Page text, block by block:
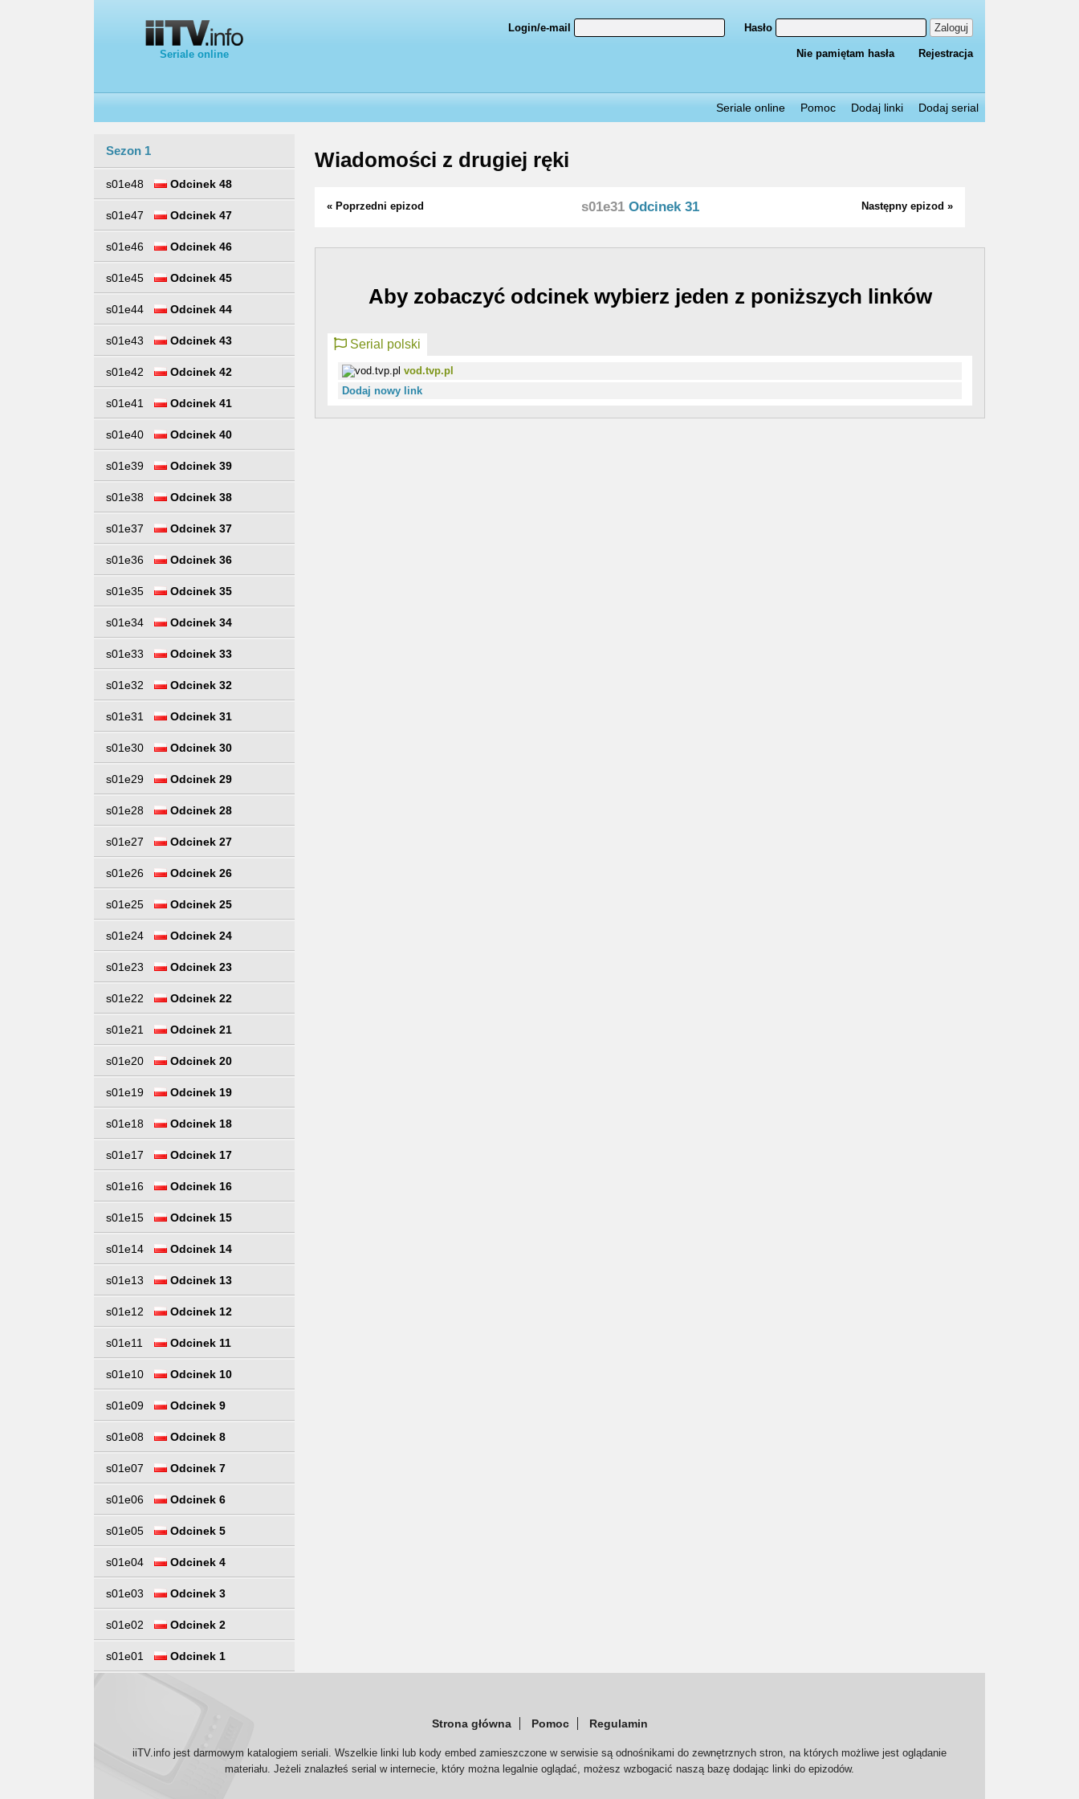
Seriale online
Login/e-mail Hasło Zaloguj
Nie pamiętam hasła Rejestracja
Seriale online Pomoc Dodaj linki Dodaj serial
Sezon 1
s01e48 Odcinek 48
s01e47 Odcinek 47
s01e46 Odcinek 46
s01e45 Odcinek 45
s01e44 Odcinek 44
s01e43 Odcinek 43
s01e42 Odcinek 42
s01e41 Odcinek 41
s01e40 Odcinek 40
s01e39 Odcinek 39
s01e38 Odcinek 38
s01e37 Odcinek 37
s01e36 Odcinek 36
s01e35 Odcinek 35
s01e34 Odcinek 34
s01e33 Odcinek 33
s01e32 Odcinek 32
s01e31 Odcinek 31
s01e30 Odcinek 30
s01e29 Odcinek 29
s01e28 Odcinek 28
s01e27 Odcinek 27
s01e26 Odcinek 26
s01e25 Odcinek 25
s01e24 Odcinek 24
s01e23 Odcinek 23
s01e22 Odcinek 22
s01e21 Odcinek 21
s01e20 Odcinek 20
s01e19 Odcinek 19
s01e18 Odcinek 18
s01e17 Odcinek 17
s01e16 Odcinek 16
s01e15 Odcinek 15
s01e14 Odcinek 14
s01e13 Odcinek 13
s01e12 Odcinek 12
s01e11 Odcinek 11
s01e10 Odcinek 10
s01e09 Odcinek 9
s01e08 Odcinek 8
s01e07 Odcinek 7
s01e06 Odcinek 6
s01e05 Odcinek 5
s01e04 Odcinek 4
s01e03 Odcinek 3
s01e02 Odcinek 2
s01e01 Odcinek 1
Wiadomości z drugiej ręki
« Poprzedni epizod Następny epizod »
s01e31Odcinek 31
Aby zobaczyć odcinek wybierz jeden z poniższych linków
Serial polski
vod.tvp.pl
Dodaj nowy link
Strona główna Pomoc Regulamin
iiTV.info jest darmowym katalogiem seriali. Wszelkie linki lub kody embed zamieszczone w serwisie są odnośnikami do zewnętrznych stron, na których możliwe jest oglądanie
materiału. Jeżeli znalazłeś serial w internecie, który można legalnie oglądać, możesz wzbogacić naszą bazę dodając linki do epizodów.